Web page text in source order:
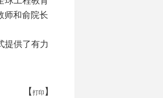
师和俞院长
提供了有力
【 打印 】